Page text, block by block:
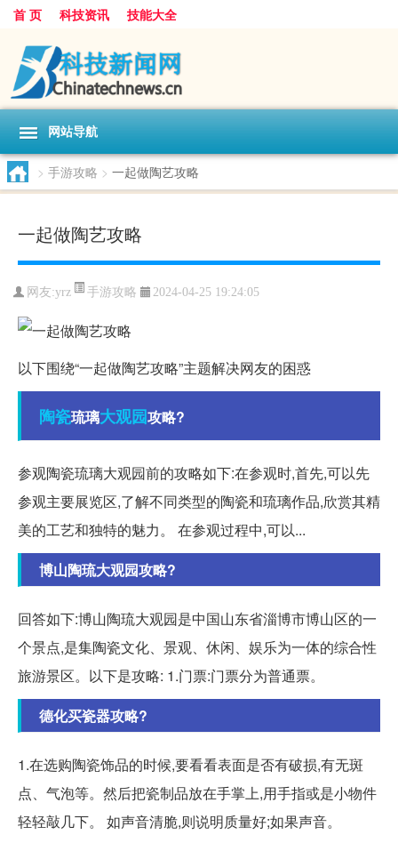
首 页 科技资讯 技能大全
网站导航
> 手游攻略 > 一起做陶艺攻略
一起做陶艺攻略
网友:yrz 手游攻略 2024-04-25 19:24:05
以下围绕“一起做陶艺攻略”主题解决网友的困惑
陶瓷琉璃大观园攻略?
参观陶瓷琉璃大观园前的攻略如下:在参观时,首先,可以先
参观主要展览区,了解不同类型的陶瓷和琉璃作品,欣赏其精
美的工艺和独特的魅力。 在参观过程中,可以...
博山陶琉大观园攻略?
回答如下:博山陶琉大观园是中国山东省淄博市博山区的一
个景点,是集陶瓷文化、景观、休闲、娱乐为一体的综合性
旅游景区。以下是攻略: 1.门票:门票分为普通票。
德化买瓷器攻略?
1.在选购陶瓷饰品的时候,要看看表面是否有破损,有无斑
点、气泡等。然后把瓷制品放在手掌上,用手指或是小物件
轻轻敲几下。 如声音清脆,则说明质量好;如果声音。